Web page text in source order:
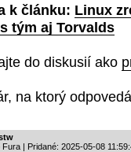
k článku: Linux
tým aj Torvalds
do diskusií ako
na ktorý
| Pridané: 2025-05-08